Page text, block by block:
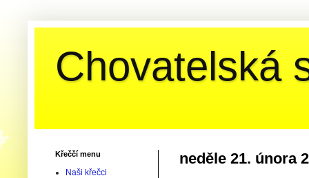
Chovatelská
neděle 21. února
Křeččí menu
Naši křečci